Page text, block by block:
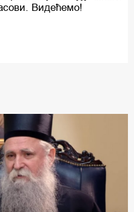
Видећемо!